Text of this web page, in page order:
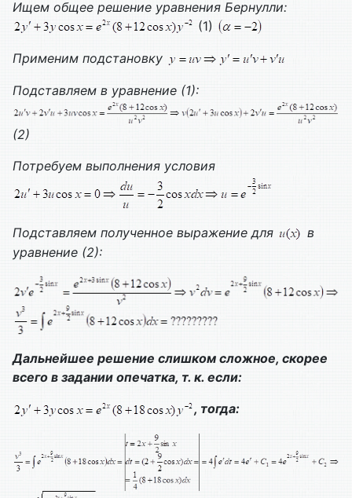
Ищем общее решение уравнения Бернулли:
(1)
Применим подстановку
Подставляем в уравнение (1):
(2)
Потребуем выполнения условия
Подставляем полученное выражение для
в
уравнение (2):
Дальнейшее решение слишком сложное, скорее
всего в задании опечатка, т. к. если:
, тогда: